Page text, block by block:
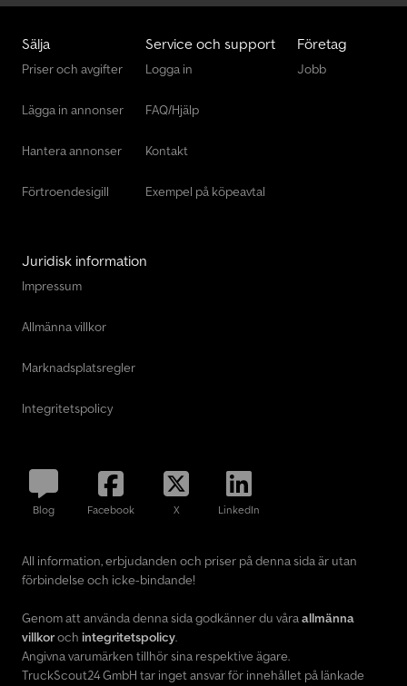
Sälja
Priser och avgifter
Lägga in annonser
Hantera annonser
Förtroendesigill
Service och support
Logga in
FAQ/Hjälp
Kontakt
Exempel på köpeavtal
Företag
Jobb
Juridisk information
Impressum
Allmänna villkor
Marknadsplatsregler
Integritetspolicy
Blog Facebook X LinkedIn
All information, erbjudanden och priser på denna sida är utan
förbindelse och icke-bindande!
Genom att använda denna sida godkänner du våraallmänna
villkoroch integritetspolicy.
Angivna varumärken tillhör sina respektive ägare.
TruckScout24 GmbH tar inget ansvar för innehållet på länkade